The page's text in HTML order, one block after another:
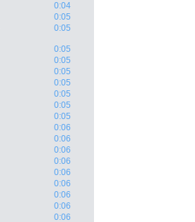
0:04
0:05
0:05
0:05
0:05
0:05
0:05
0:05
0:05
0:05
0:06
0:06
0:06
0:06
0:06
0:06
0:06
0:06
0:06